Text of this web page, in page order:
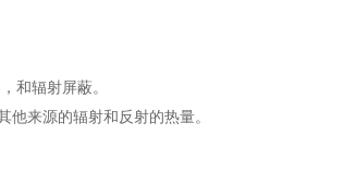
和辐射屏蔽。
来源的辐射和反射的热量。